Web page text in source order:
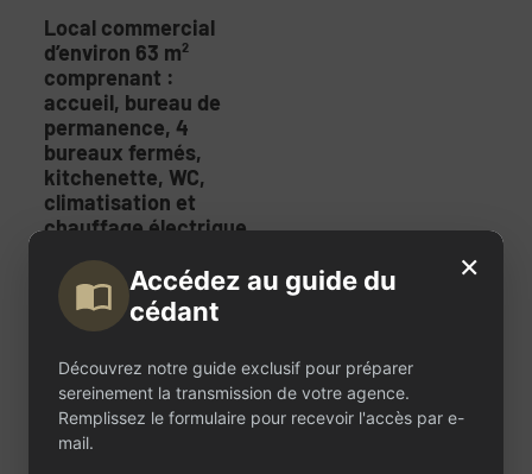
Local commercial
d’environ 63 m²
comprenant :
accueil, bureau de
permanence, 4
bureaux fermés,
kitchenette, WC,
climatisation et
chauffage électrique.
équipée et
immédiatement
opérationnelle. Bail
jusqu’en février 2029.
Loyer mensuel : 1 639
€.
×
Accédez au guide du
cédant
Découvrez notre guide exclusif pour préparer
sereinement la transmission de votre agence.
Remplissez le formulaire pour recevoir l'accès par e-
mail.